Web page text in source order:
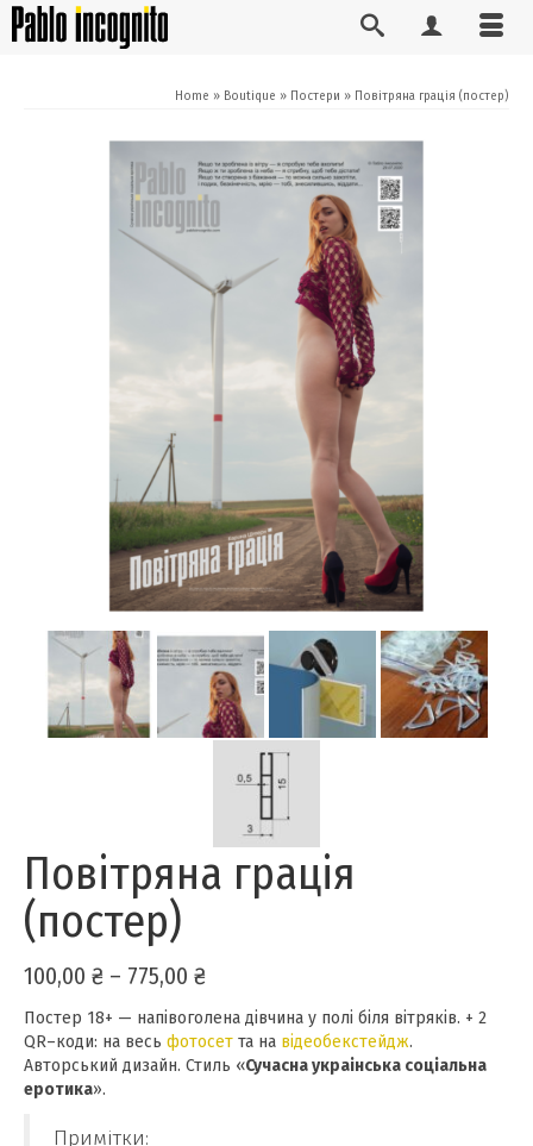
Home » Boutique » Постери » Повітряна грація (постер)
Повітряна грація
(постер)
100,00 ₴ – 775,00 ₴
100,00 ₴
through
775,00 ₴
Постер 18+ — напівоголена дівчина у полі біля вітряків. + 2
QR–коди: на весь фотосет та на відеобекстейдж.
Авторський дизайн. Стиль «Сучасна украінська соціальна
еротика».
Примітки: